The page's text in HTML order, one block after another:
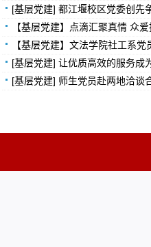
[基层党建] 都江堰校区党委创先
【基层党建】点滴汇聚真情 众
【基层党建】文法学院社工系
[基层党建] 让优质高效的服务成
[基层党建] 师生党员赴两地洽谈